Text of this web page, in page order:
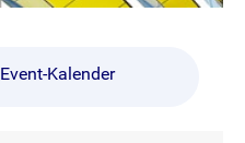
Event-Kalender